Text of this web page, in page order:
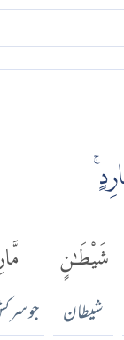
شَيْطَٰنٍ
شیطان جو